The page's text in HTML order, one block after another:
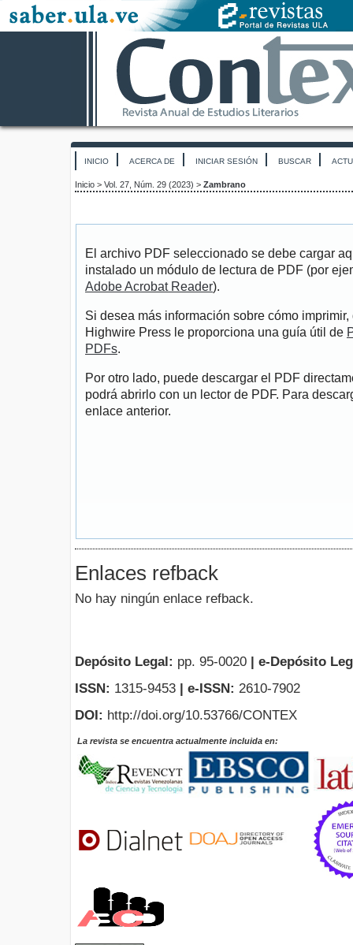
INICIO ACERCA DE INICIAR SESIÓN BUSCAR
Inicio > Vol. 27, Núm. 29 (2023) > Zambrano
El archivo PDF seleccionado se debe cargar
instalado un módulo de lectura de PDF (por
Adobe Acrobat Reader).
Si desea más información sobre cómo
Highwire Press le proporciona una guía útil de
PDFs.
Por otro lado, puede descargar el PDF
podrá abrirlo con un lector de PDF. Para
enlace anterior.
Enlaces refback
No hay ningún enlace refback.
Depósito Legal: pp. 95-0020 | e-Depósito
ISSN: 1315-9453 | e-ISSN: 2610-7902
DOI: http://doi.org/10.53766/CONTEX
La revista se encuentra actualmente incluida en: